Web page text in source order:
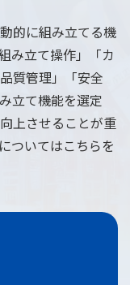
的に組み立てる機
み立て操作」「カ
質管理」「安全
立て機能を選定
上させることが重
ついてはこちらを